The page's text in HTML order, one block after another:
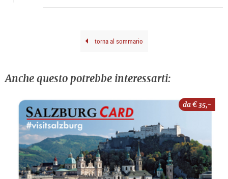
torna al sommario
Anche questo potrebbe interessarti:
da €35,-